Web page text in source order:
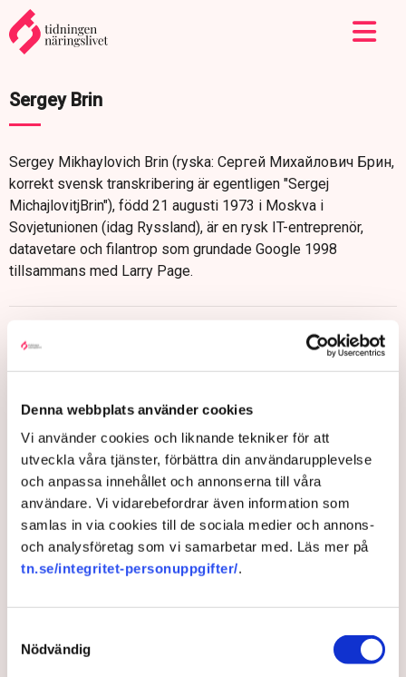
Denna webbplats använder cookies
Vi använder cookies och liknande tekniker för att
utveckla våra tjänster, förbättra din användarupplevelse
och anpassa innehållet och annonserna till våra
användare. Vi vidarebefordrar även information som
samlas in via cookies till de sociala medier och annons-
och analysföretag som vi samarbetar med. Läs mer på
tn.se/integritet-personuppgifter/.
Nödvändig
Sergey Brin
Sergey Mikhaylovich Brin (ryska: Сергей Михайлович Брин,
korrekt svensk transkribering är egentligen "Sergej
MichajlovitjBrin"), född 21 augusti 1973 i Moskva i
Sovjetunionen (idag Ryssland), är en rysk IT-entreprenör,
datavetare och filantrop som grundade Google 1998
tillsammans med Larry Page.
”Sverige behöver satsa mer på
företagande – gynnar
För integrationens skull är det viktigt att det är lätt att